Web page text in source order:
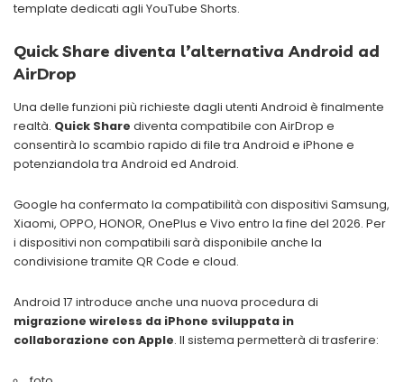
template dedicati agli YouTube Shorts.
Quick Share diventa l’alternativa Android ad
AirDrop
Una delle funzioni più richieste dagli utenti Android è finalmente
realtà. Quick Share diventa compatibile con AirDrop e
consentirà lo scambio rapido di file tra Android e iPhone e
potenziandola tra Android ed Android.
Google ha confermato la compatibilità con dispositivi Samsung,
Xiaomi, OPPO, HONOR, OnePlus e Vivo entro la fine del 2026. Per
i dispositivi non compatibili sarà disponibile anche la
condivisione tramite QR Code e cloud.
Android 17 introduce anche una nuova procedura di
migrazione wireless da iPhone sviluppata in
collaborazione con Apple. Il sistema permetterà di trasferire: